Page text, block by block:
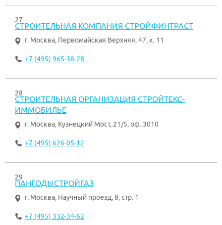
27
СТРОИТЕЛЬНАЯ КОМПАНИЯ СТРОЙФИНТРАСТ
г. Москва, Первомайская Верхняя, 47, к. 11
+7 (495) 965-38-28
28
СТРОИТЕЛЬНАЯ ОРГАНИЗАЦИЯ СТРОЙТЕКС-
ИММОБИЛЬЕ
г. Москва, Кузнецкий Мост, 21/5, оф. 3010
+7 (495) 626-05-12
29
ПАНГОДЫСТРОЙГАЗ
г. Москва, Научный проезд, 8, стр. 1
+7 (495) 332-34-62